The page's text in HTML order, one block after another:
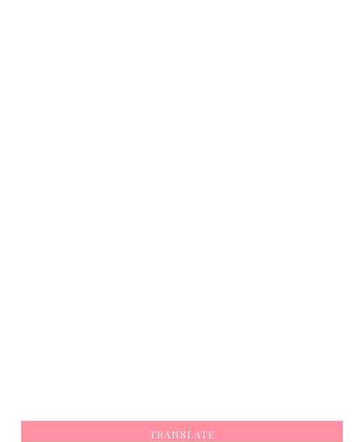
TRANSLATE